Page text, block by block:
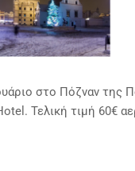
στο Πόζναν της
Τελική τιμή 60€